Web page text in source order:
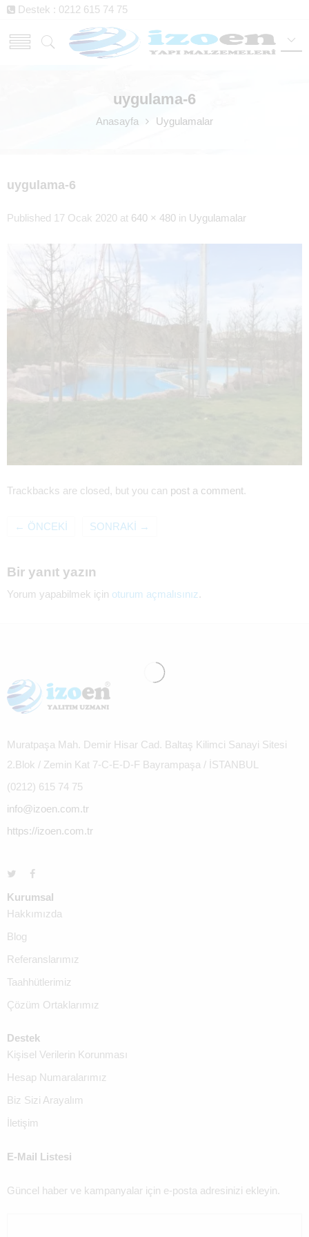
Destek : 0212 615 74 75
uygulama-6
Anasayfa Uygulamalar
uygulama-6
Published 17 Ocak 2020 at 640 × 480 in Uygulamalar
Trackbacks are closed, but you can post a comment.
← ÖNCEKI SONRAKI →
Bir yanıt yazın
Yorum yapabilmek için oturum açmalısınız.
Muratpaşa Mah. Demir Hisar Cad. Baltaş Kilimci Sanayi Sitesi
2.Blok / Zemin Kat 7-C-E-D-F Bayrampaşa / İSTANBUL
(0212) 615 74 75
info@izoen.com.tr
https://izoen.com.tr
Kurumsal
Hakkımızda
Blog
Referanslarımız
Taahhütlerimiz
Çözüm Ortaklarımız
Destek
Kişisel Verilerin Korunması
Hesap Numaralarımız
Biz Sizi Arayalım
İletişim
E-Mail Listesi
Güncel haber ve kampanyalar için e-posta adresinizi ekleyin.